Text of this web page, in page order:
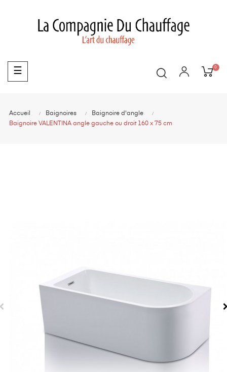
Basculer
la
☰ 0
Accueil Baignoires
Baignoire d'angle
Baignoire VALENTINA angle gauche ou droit 160 x 75 cm